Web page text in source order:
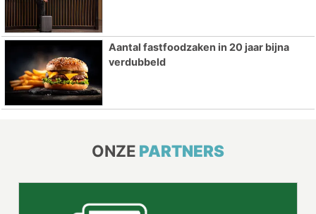
Aantal fastfoodzaken in 20 jaar bijna
verdubbeld
ONZE PARTNERS